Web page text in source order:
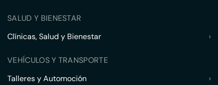
SALUD Y BIENESTAR
Clínicas, Salud y Bienestar
›
VEHÍCULOS Y TRANSPORTE
Talleres y Automoción
›